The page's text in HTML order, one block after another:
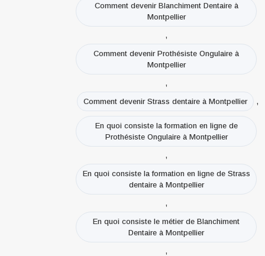
Comment devenir Blanchiment Dentaire à
Montpellier
,
Comment devenir Prothésiste Ongulaire à
Montpellier
,
Comment devenir Strass dentaire à Montpellier ,
En quoi consiste la formation en ligne de
Prothésiste Ongulaire à Montpellier
,
En quoi consiste la formation en ligne de Strass
dentaire à Montpellier
,
En quoi consiste le métier de Blanchiment
Dentaire à Montpellier
,